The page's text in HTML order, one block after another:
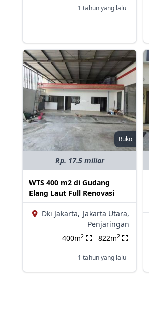
1 tahun yang lalu
Ruko
Rp. 17.5 miliar
WTS 400 m2 di Gudang
Elang Laut Full Renovasi
Dki Jakarta, Jakarta Utara,
Penjaringan
400m2 822m2
1 tahun yang lalu